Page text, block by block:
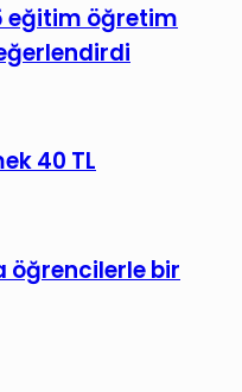
eğitim öğretim
40 TL
öğrencilerle bir